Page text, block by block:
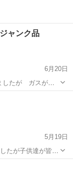
ジャンク品
6月20日
したが ガスが無
で買えます ボト
りませんでした
5月19日
たが子供達が皆独
ためどなたか使っ